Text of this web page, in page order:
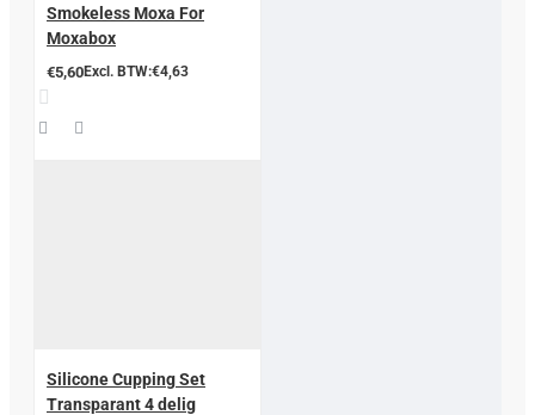
Smokeless Moxa For
Moxabox
€5,60Excl. BTW:€4,63
Silicone Cupping Set
Transparant 4 delig